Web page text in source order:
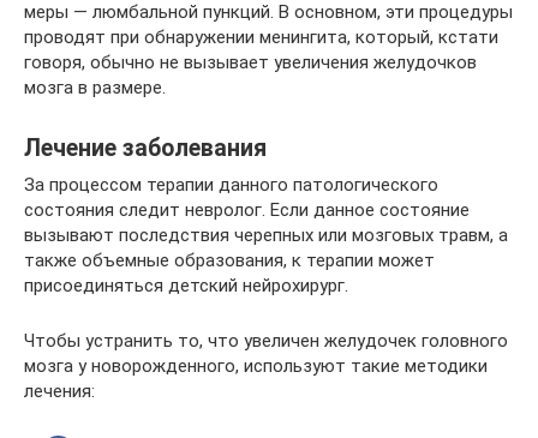
меры — люмбальной пункций. В основном, эти процедуры
проводят при обнаружении менингита, который, кстати
говоря, обычно не вызывает увеличения желудочков
мозга в размере.
Лечение заболевания
За процессом терапии данного патологического
состояния следит невролог. Если данное состояние
вызывают последствия черепных или мозговых травм, а
также объемные образования, к терапии может
присоединяться детский нейрохирург.
Чтобы устранить то, что увеличен желудочек головного
мозга у новорожденного, используют такие методики
лечения: